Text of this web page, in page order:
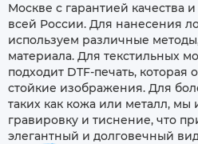
Москве с гарантией качества
всей России. Для нанесения
используем различные
материала. Для текстильных
подходит DTF-печать, которая
стойкие изображения. Для
таких как кожа или металл, мы
гравировку и тиснение, что
элегантный и долговечный